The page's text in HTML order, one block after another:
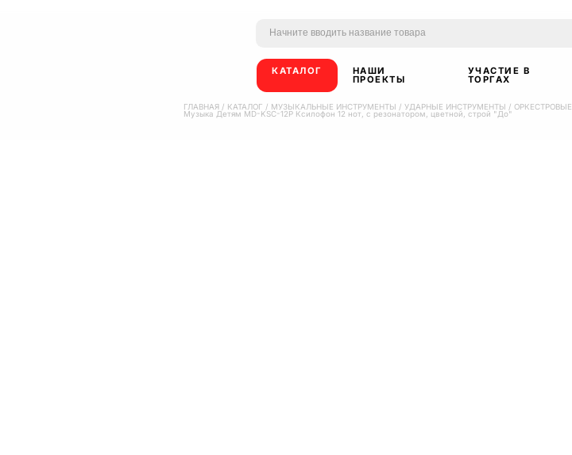
КАТАЛОГ НАШИ
ПРОЕКТЫ
УЧАСТИЕ В
ТОРГАХ
ГЛАВНАЯ / КАТАЛОГ / МУЗЫКАЛЬНЫЕ ИНСТРУМЕНТЫ / УДАРНЫЕ ИНСТРУМЕНТЫ / ОРКЕСТРОВЫЕ
Музыка Детям MD-KSC-12P Ксилофон 12 нот, с резонатором, цветной, строй "До"